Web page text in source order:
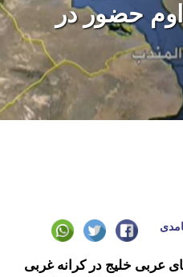
حضور در
عربی خلیج در کرانه غربی